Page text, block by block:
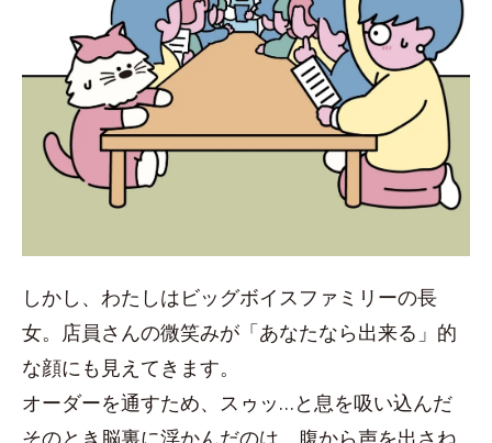
しかし、わたしはビッグボイスファミリーの長
女。店員さんの微笑みが「あなたなら出来る」的
な顔にも見えてきます。
オーダーを通すため、スゥッ…と息を吸い込んだ
そのとき脳裏に浮かんだのは、腹から声を出さね